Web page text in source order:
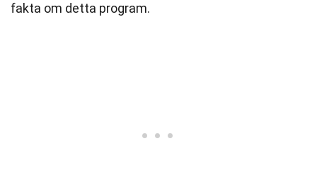
fakta om detta program.